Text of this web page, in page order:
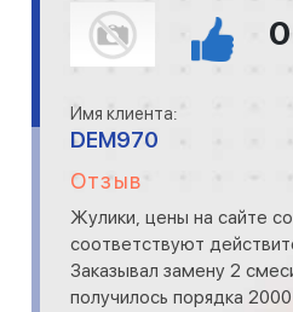
0
Имя клиента:
DEM970
Отзыв
Жулики, цены на сайте
соответствуют
Заказывал замену 2
получилось порядка